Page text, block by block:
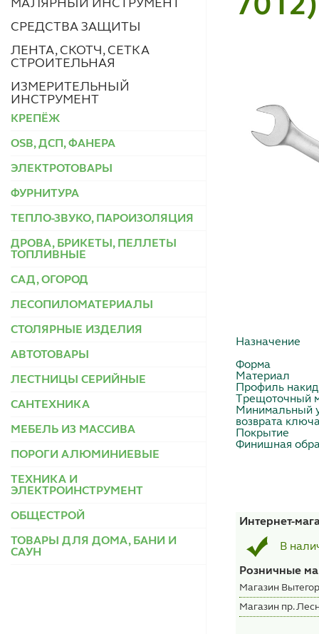
МАЛЯРНЫЙ ИНСТРУМЕНТ
СРЕДСТВА ЗАЩИТЫ
ЛЕНТА, СКОТЧ, СЕТКА
СТРОИТЕЛЬНАЯ
ИЗМЕРИТЕЛЬНЫЙ
ИНСТРУМЕНТ
КРЕПЁЖ
OSB, ДСП, ФАНЕРА
ЭЛЕКТРОТОВАРЫ
ФУРНИТУРА
ТЕПЛО-ЗВУКО, ПАРОИЗОЛЯЦИЯ
ДРОВА, БРИКЕТЫ, ПЕЛЛЕТЫ
ТОПЛИВНЫЕ
САД, ОГОРОД
ЛЕСОПИЛОМАТЕРИАЛЫ
СТОЛЯРНЫЕ ИЗДЕЛИЯ
АВТОТОВАРЫ
ЛЕСТНИЦЫ СЕРИЙНЫЕ
САНТЕХНИКА
МЕБЕЛЬ ИЗ МАССИВА
ПОРОГИ АЛЮМИНИЕВЫЕ
ТЕХНИКА И
ЭЛЕКТРОИНСТРУМЕНТ
ОБЩЕСТРОЙ
ТОВАРЫ ДЛЯ ДОМА, БАНИ И
САУН
Назначение
Форма
Материал
Профиль
Трещоточный
Минимальный
возврата
Покрытие
Финишная
Интернет-
В
Розничные
Магазин
Магазин пр.